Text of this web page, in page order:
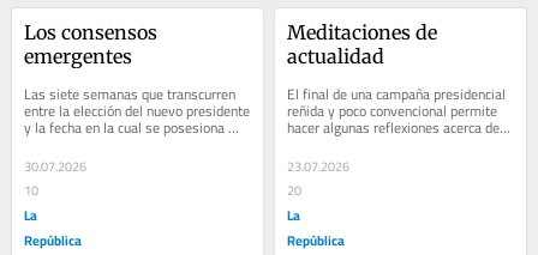
Los consensos
emergentes
Las siete semanas que transcurren
entre la elección del nuevo presidente
y la fecha en la cual se posesiona
constituyen un periodo especial
durante...
30.07.2026
10
La
República
Meditaciones de
actualidad
El final de una campaña presidencial
reñida y poco convencional permite
hacer algunas reflexiones acerca de
nuestro ordenamiento institucional
que...
23.07.2026
20
La
República